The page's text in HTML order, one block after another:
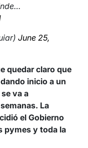
June 25,
quedar claro que
inicio a un
va a
La
el Gobierno
pymes y toda la